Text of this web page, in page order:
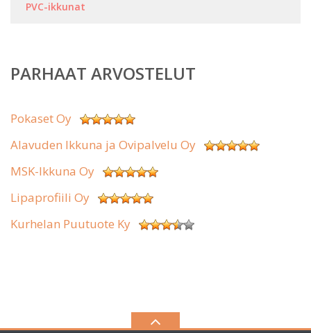
PVC-ikkunat
PARHAAT ARVOSTELUT
Pokaset Oy
Alavuden Ikkuna ja Ovipalvelu Oy
MSK-Ikkuna Oy
Lipaprofiili Oy
Kurhelan Puutuote Ky